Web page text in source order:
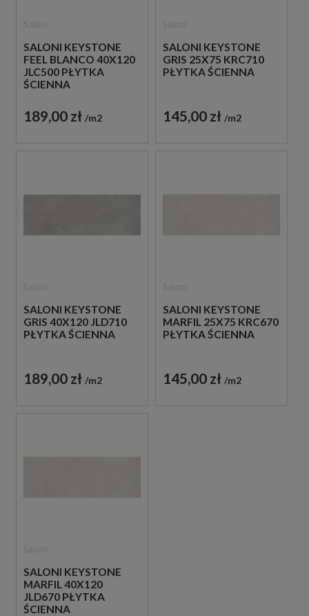
SALONI KEYSTONE
FEEL BLANCO 40X120
JLC500 PŁYTKA
ŚCIENNA
189,00 zł m2
SALONI KEYSTONE
GRIS 25X75 KRC710
PŁYTKA ŚCIENNA
145,00 zł m2
SALONI KEYSTONE
GRIS 40X120 JLD710
PŁYTKA ŚCIENNA
189,00 zł m2
SALONI KEYSTONE
MARFIL 25X75 KRC670
PŁYTKA ŚCIENNA
145,00 zł m2
SALONI KEYSTONE
MARFIL 40X120
JLD670 PŁYTKA
ŚCIENNA